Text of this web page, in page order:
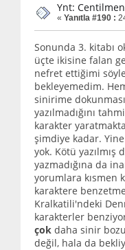
Ynt:
« Yanıtla #190 :
Sonunda 3. kitabı
üçte ikisine falan
nefret ettiğimi
bekleyemedim.
sinirime
yazılmadığını
karakter
şimdiye kadar.
yok. Kötü yazılmış
yazmadığına da
yorumlara kısmen
karaktere
Kralkatili'ndeki
karakterler
çok daha sinir
değil, hala da